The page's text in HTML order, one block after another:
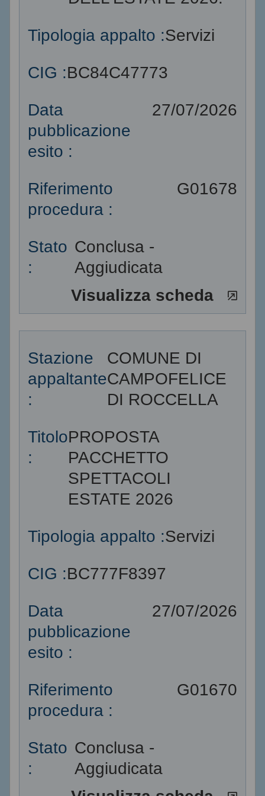
Tipologia appalto :Servizi
CIG :BC84C47773
Data
pubblicazione
esito :
27/07/2026
Riferimento
procedura :
G01678
Stato
:
Conclusa -
Aggiudicata
Visualizza scheda
Stazione
appaltante
:
COMUNE DI
CAMPOFELICE
DI ROCCELLA
Titolo
:
PROPOSTA
PACCHETTO
SPETTACOLI
ESTATE 2026
Tipologia appalto :Servizi
CIG :BC777F8397
Data
pubblicazione
esito :
27/07/2026
Riferimento
procedura :
G01670
Stato
:
Conclusa -
Aggiudicata